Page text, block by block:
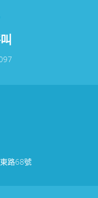
路68號